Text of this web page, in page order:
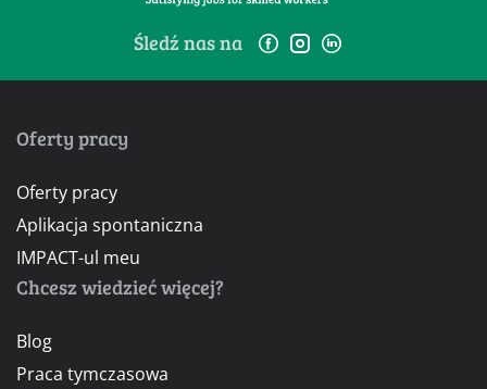
Śledź nas na
Oferty pracy
Oferty pracy
Aplikacja spontaniczna
IMPACT-ul meu
Chcesz wiedzieć więcej?
Blog
Praca tymczasowa